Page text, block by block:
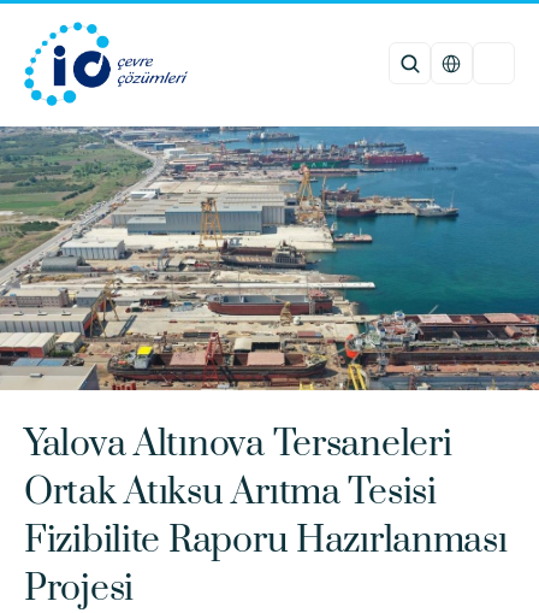
Yalova Altınova Tersaneleri
Ortak Atıksu Arıtma Tesisi
Fizibilite Raporu Hazırlanması
Projesi